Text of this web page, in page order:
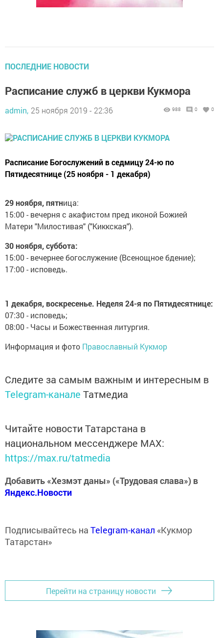
ПОСЛЕДНИЕ НОВОСТИ
Расписание служб в церкви Кукмора
admin, 25 ноября 2019 - 22:36 988 0 0
Расписание Богослужений в седмицу 24-ю по
Пятидесятнице (25 ноября - 1 декабря)
29 ноября, пятница:
15:00 - вечерня с акафистом пред иконой Божией
Матери "Милостивая" ("Киккская").
30 ноября, суббота:
15:00 - вечернее богослужение (Всенощное бдение);
17:00 - исповедь.
1 декабря, воскресенье. Неделя 24-я по Пятидесятнице:
07:30 - исповедь;
08:00 - Часы и Божественная литургия.
Информация и фото Православный Кукмор
Следите за самым важным и интересным в
Telegram-канале Татмедиа
Читайте новости Татарстана в
национальном мессенджере MАХ:
https://max.ru/tatmedia
Добавить «Хезмэт даны» («Трудовая слава») в
Яндекс.Новости
Подписывайтесь на Telegram-канал «Кукмор
Татарстан»
Перейти на страницу новости